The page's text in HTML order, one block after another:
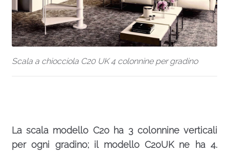
Scala a chiocciola C20 UK 4 colonnine per gradino
La scala modello C20 ha 3 colonnine verticali
per ogni gradino; il modello C20UK ne ha 4.